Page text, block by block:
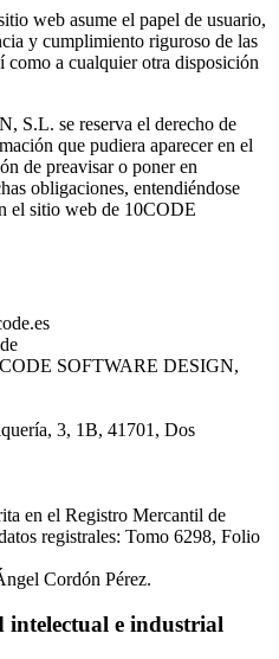
web asume el papel de usuario,
y cumplimiento riguroso de las
como a cualquier otra disposición
S.L. se reserva el derecho de
que pudiera aparecer en el
de preavisar o poner en
obligaciones, entendiéndose
el sitio web de 10CODE
SOFTWARE DESIGN,
3, 1B, 41701, Dos
en el Registro Mercantil de
registrales: Tomo 6298, Folio
Cordón Pérez.
intelectual e industrial